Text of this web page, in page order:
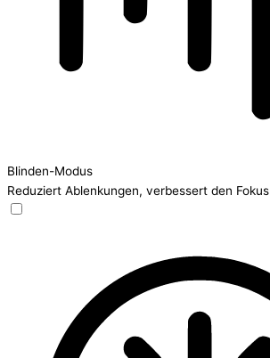
Blinden-Modus
Reduziert Ablenkungen, verbessert den Fokus